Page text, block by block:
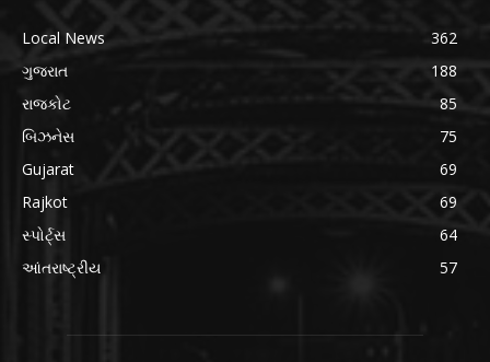
Local News
362
ગુજરાત
188
રાજકોટ
85
બિઝનેસ
75
Gujarat
69
Rajkot
69
સ્પોર્ટ્સ
64
આંતરાષ્ટ્રીય
57